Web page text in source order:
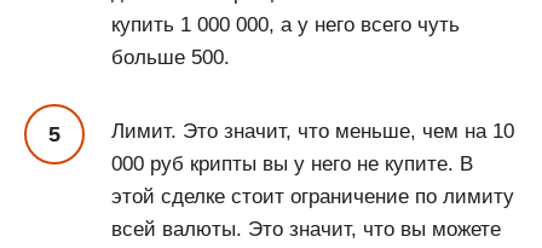
купить 1 000 000, а у него всего чуть
больше 500.
Лимит. Это значит, что меньше, чем на 10
000 руб крипты вы у него не купите. В
этой сделке стоит ограничение по лимиту
всей валюты. Это значит, что вы можете